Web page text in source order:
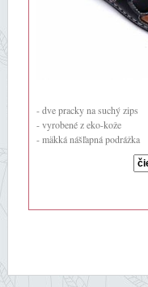
- dve pracky na suchý zips
- vyrobené z eko-kože
- mäkká nášľapná podrážka